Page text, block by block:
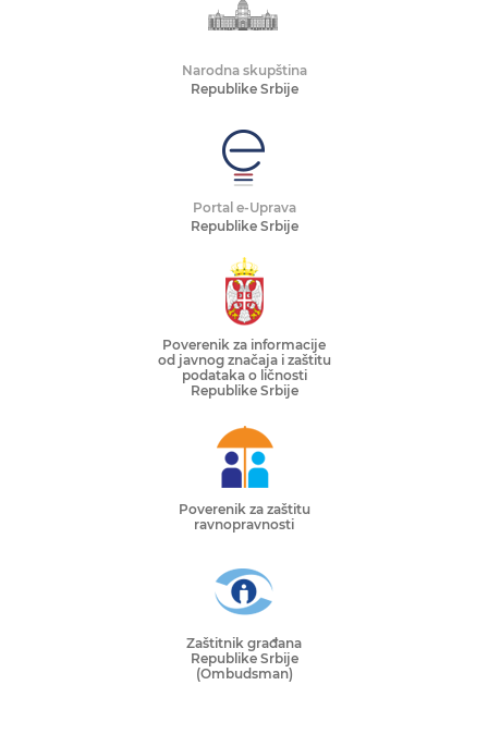
Narodna skupština
Republike Srbije
Portal e-Uprava
Republike Srbije
Poverenik za informacije
od javnog značaja i zaštitu
podataka o ličnosti
Republike Srbije
Poverenik za zaštitu
ravnopravnosti
Zaštitnik građana
Republike Srbije
(Ombudsman)